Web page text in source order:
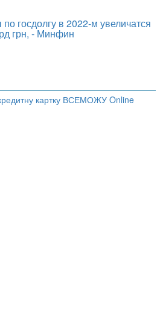
кредитну картку ВСЕМОЖУ Online